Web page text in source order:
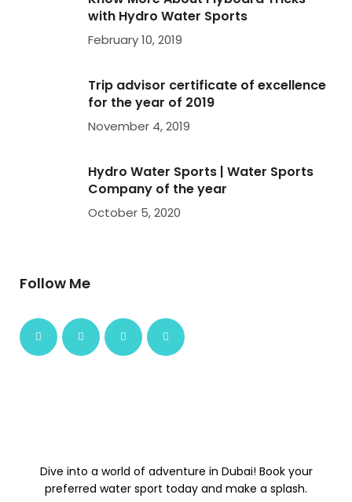
with Hydro Water Sports
February 10, 2019
Trip advisor certificate of excellence
for the year of 2019
November 4, 2019
Hydro Water Sports | Water Sports
Company of the year
October 5, 2020
Follow Me
Dive into a world of adventure in Dubai! Book your
preferred water sport today and make a splash.